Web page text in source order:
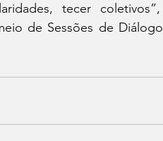
tecer
de Sessões de